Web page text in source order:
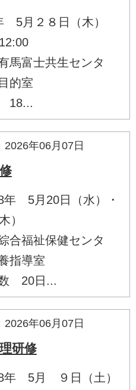
5月２８日（木）
富士共生センタ
的室
18...
2026年06月07日
5月20日（水）・
）
福祉保健センタ
指導室
20日...
2026年06月07日
研修
5月 ９日（土）